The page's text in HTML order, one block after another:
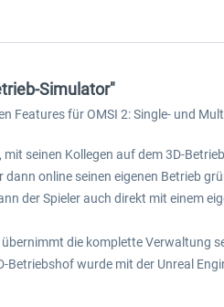
Simulator"
Features für OMSI 2: Single- und
mit seinen Kollegen auf dem 3D-
online seinen eigenen Betrieb
der Spieler auch direkt mit einem
die komplette Verwaltung
Betriebshof wurde mit der Unreal